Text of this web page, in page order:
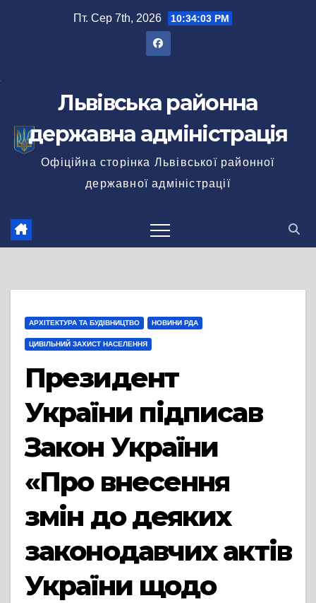
Пт. Сер 7th, 2026 10:34:03 PM
Львівська районна
державна адміністрація
Офіційна сторінка Львівської районної
державної адміністрації
АРХІТЕКТУРА ТА БУДІВНИЦТВО НОВИНИ РДА
ЦИВІЛЬНИЙ ЗАХИСТ НАСЕЛЕННЯ
Президент
України підписав
Закон України
«Про внесення
змін до деяких
законодавчих актів
України щодо